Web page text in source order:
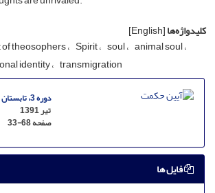
کلیدواژه‌ها[English]
theosophers Spirit soul animal soul
identity transmigration
دوره 3، تابستان 91 - مسلسل 12
تیر 1391
صفحه33-68
فایل ها